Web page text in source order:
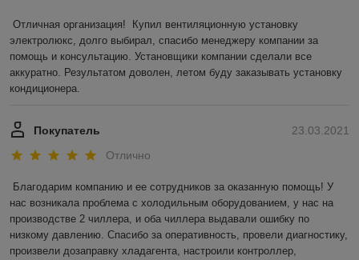
Отличная организация!  Купил вентиляционную установку
электролюкс, долго выбирал, спасибо менеджеру компании за
помощь и консультацию. Установщики компании сделали все
аккуратно. Результатом доволен, летом буду заказывать установку
кондиционера.
23.03.2021
Покупатель
Отлично
Благодарим компанию и ее сотрудников за оказанную помощь! У
нас возникала проблема с холодильным оборудованием, у нас на
производстве 2 чиллера, и оба чиллера выдавали ошибку по
низкому давлению. Спасибо за оперативность, провели диагностику,
произвели дозаправку хладагента, настроили контроллер,